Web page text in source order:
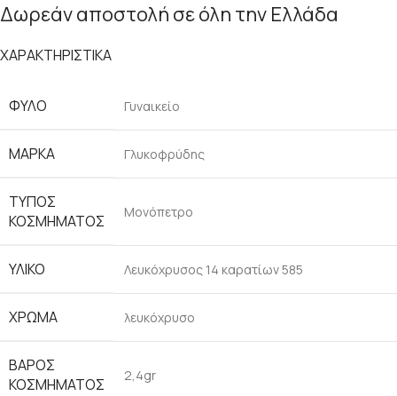
Δωρεάν αποστολή σε όλη την Ελλάδα
ΧΑΡΑΚΤΗΡΙΣΤΙΚΑ
ΦΎΛΟ Γυναικείο
ΜΆΡΚΑ Γλυκοφρύδης
ΤΎΠΟΣ
ΚΟΣΜΉΜΑΤΟΣ
Μονόπετρο
ΥΛΙΚΌ Λευκόχρυσος 14 καρατίων 585
ΧΡΏΜΑ λευκόχρυσο
ΒΆΡΟΣ
ΚΟΣΜΉΜΑΤΟΣ
2,4gr